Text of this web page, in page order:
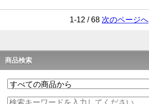
1-12 / 68 次のページへ
商品検索